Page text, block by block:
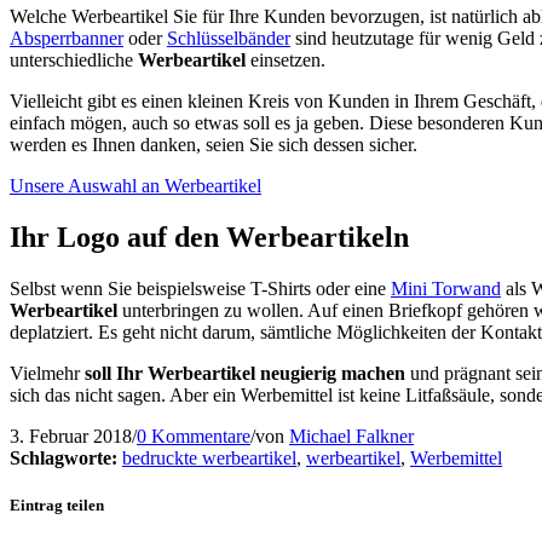
Welche Werbeartikel Sie für Ihre Kunden bevorzugen, ist natürlich
Absperrbanneroder Schlüsselbändersind heutzutage für wenig Geld
unterschiedliche Werbeartikel einsetzen.
Vielleicht gibt es einen kleinen Kreis von Kunden in Ihrem
einfach mögen, auch so etwas soll es ja geben. Diese besonderen
werden es Ihnen danken, seien Sie sich dessen sicher.
Unsere Auswahl an Werbeartikel
Ihr Logo auf den Werbeartikeln
Selbst wenn Sie beispielsweise T-Shirts oder eine Mini Torwand als
Werbeartikel unterbringen zu wollen. Auf einen Briefkopf gehören
deplatziert. Es geht nicht darum, sämtliche Möglichkeiten der
Vielmehrsoll Ihr Werbeartikel neugierig machen und prägnant
sich das nicht sagen. Aber ein Werbemittel ist keine Litfaßsäule,
3. Februar 2018/0 Kommentare/von Michael Falkner
Schlagworte: bedruckte werbeartikel, werbeartikel, Werbemittel
Eintrag teilen